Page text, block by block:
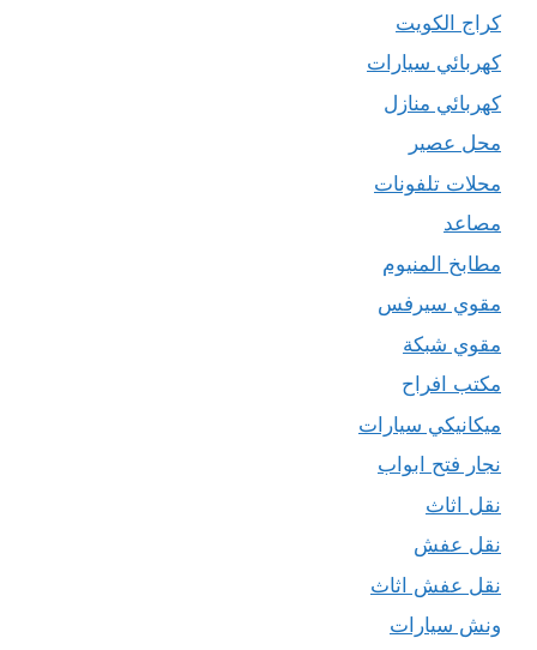
كراج الكويت
كهربائي سيارات
كهربائي منازل
محل عصير
محلات تلفونات
مصاعد
مطابخ المنيوم
مقوي سيرفس
مقوي شبكة
مكتب افراح
ميكانيكي سيارات
نجار فتح ابواب
نقل اثاث
نقل عفش
نقل عفش اثاث
ونش سيارات